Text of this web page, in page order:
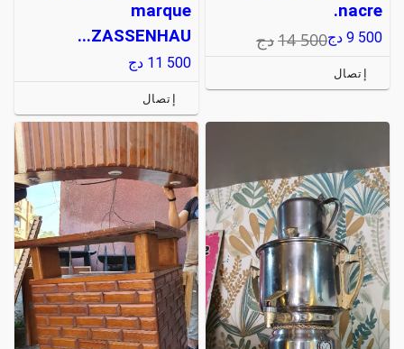
nacre.
9 500 دج14 500دج
إتصال
marque
ZASSENHAU...
11 500 دج
إتصال